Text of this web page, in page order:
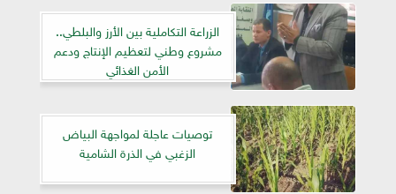
الزراعة التكاملية بين الأرز والبلطي..
مشروع وطني لتعظيم الإنتاج ودعم
الأمن الغذائي
توصيات عاجلة لمواجهة البياض
الزغبي في الذرة الشامية